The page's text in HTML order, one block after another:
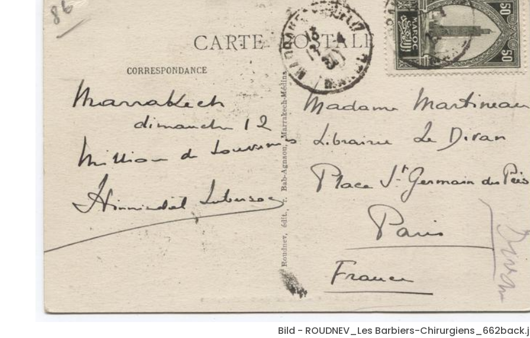
Bild - ROUDNEV_Les Barbiers-